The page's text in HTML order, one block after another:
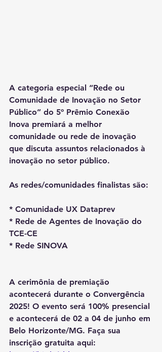
A categoria especial “Rede ou
Comunidade de Inovação no Setor
Público” do 5º Prêmio Conexão
Inova premiará a melhor
comunidade ou rede de inovação
que discuta assuntos relacionados à
inovação no setor público.
As redes/comunidades finalistas são:
* Comunidade UX Dataprev
* Rede de Agentes de Inovação do
TCE-CE
* Rede SINOVA
A cerimônia de premiação
acontecerá durante o Convergência
2025! O evento será 100% presencial
e acontecerá de 02 a 04 de junho em
Belo Horizonte/MG. Faça sua
inscrição gratuita aqui: